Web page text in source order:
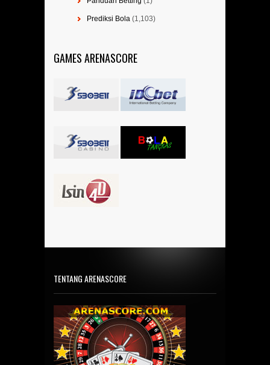
Prediksi Bola (1,103)
GAMES ARENASCORE
TENTANG ARENASCORE